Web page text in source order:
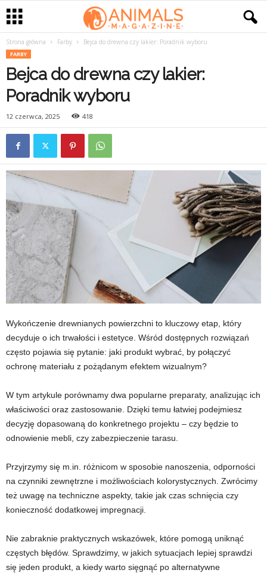
Strona główna Farby Bejca do drewna czy lakier: Poradnik wyboru
FARBY
Bejca do drewna czy lakier:
Poradnik wyboru
12 czerwca, 2025 418
Wykończenie drewnianych powierzchni to kluczowy etap, który
decyduje o ich trwałości i estetyce. Wśród dostępnych rozwiązań
często pojawia się pytanie: jaki produkt wybrać, by połączyć
ochronę materiału z pożądanym efektem wizualnym?
W tym artykule porównamy dwa popularne preparaty, analizując ich
właściwości oraz zastosowanie. Dzięki temu łatwiej podejmiesz
decyzję dopasowaną do konkretnego projektu – czy będzie to
odnowienie mebli, czy zabezpieczenie tarasu.
Przyjrzymy się m.in. różnicom w sposobie nanoszenia, odporności
na czynniki zewnętrzne i możliwościach kolorystycznych. Zwrócimy
też uwagę na techniczne aspekty, takie jak czas schnięcia czy
konieczność dodatkowej impregnacji.
Nie zabraknie praktycznych wskazówek, które pomogą uniknąć
częstych błędów. Sprawdzimy, w jakich sytuacjach lepiej sprawdzi
się jeden produkt, a kiedy warto sięgnąć po alternatywne